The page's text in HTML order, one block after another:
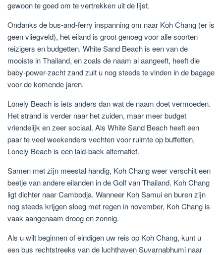
gewoon te goed om te vertrekken uit de lijst.
Ondanks de bus-and-ferry inspanning om naar Koh Chang (er is
geen vliegveld), het eiland is groot genoeg voor alle soorten
reizigers en budgetten. White Sand Beach is een van de
mooiste in Thailand, en zoals de naam al aangeeft, heeft die
baby-power-zacht zand zult u nog steeds te vinden in de bagage
voor de komende jaren.
Lonely Beach is iets anders dan wat de naam doet vermoeden.
Het strand is verder naar het zuiden, maar meer budget
vriendelijk en zeer sociaal. Als White Sand Beach heeft een
paar te veel weekenders vechten voor ruimte op buffetten,
Lonely Beach is een laid-back alternatief.
Samen met zijn meestal handig, Koh Chang weer verschilt een
beetje van andere eilanden in de Golf van Thailand. Koh Chang
ligt dichter naar Cambodja. Wanneer Koh Samui en buren zijn
nog steeds krijgen sloeg met regen in november, Koh Chang is
vaak aangenaam droog en zonnig.
Als u wilt beginnen of eindigen uw reis op Koh Chang, kunt u
een bus rechtstreeks van de luchthaven Suvarnabhumi naar